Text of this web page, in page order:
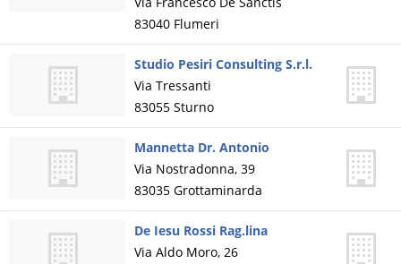
83040 Flumeri
Studio Pesiri Consulting S.r.l.
Via Tressanti
83055 Sturno
Mannetta Dr. Antonio
Via Nostradonna, 39
83035 Grottaminarda
De Iesu Rossi Rag.lina
Via Aldo Moro, 26